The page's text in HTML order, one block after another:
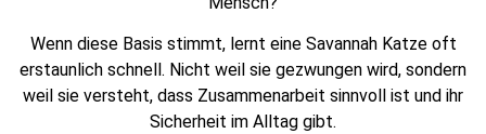
Wenn diese Basis stimmt, lernt eine Savannah Katze oft
erstaunlich schnell. Nicht weil sie gezwungen wird, sondern
weil sie versteht, dass Zusammenarbeit sinnvoll ist und ihr
Sicherheit im Alltag gibt.